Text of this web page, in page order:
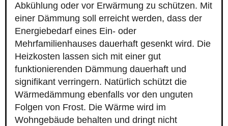
Abkühlung oder vor Erwärmung zu schützen. Mit
einer Dämmung soll erreicht werden, dass der
Energiebedarf eines Ein- oder
Mehrfamilienhauses dauerhaft gesenkt wird. Die
Heizkosten lassen sich mit einer gut
funktionierenden Dämmung dauerhaft und
signifikant verringern. Natürlich schützt die
Wärmedämmung ebenfalls vor den unguten
Folgen von Frost. Die Wärme wird im
Wohngebäude behalten und dringt nicht